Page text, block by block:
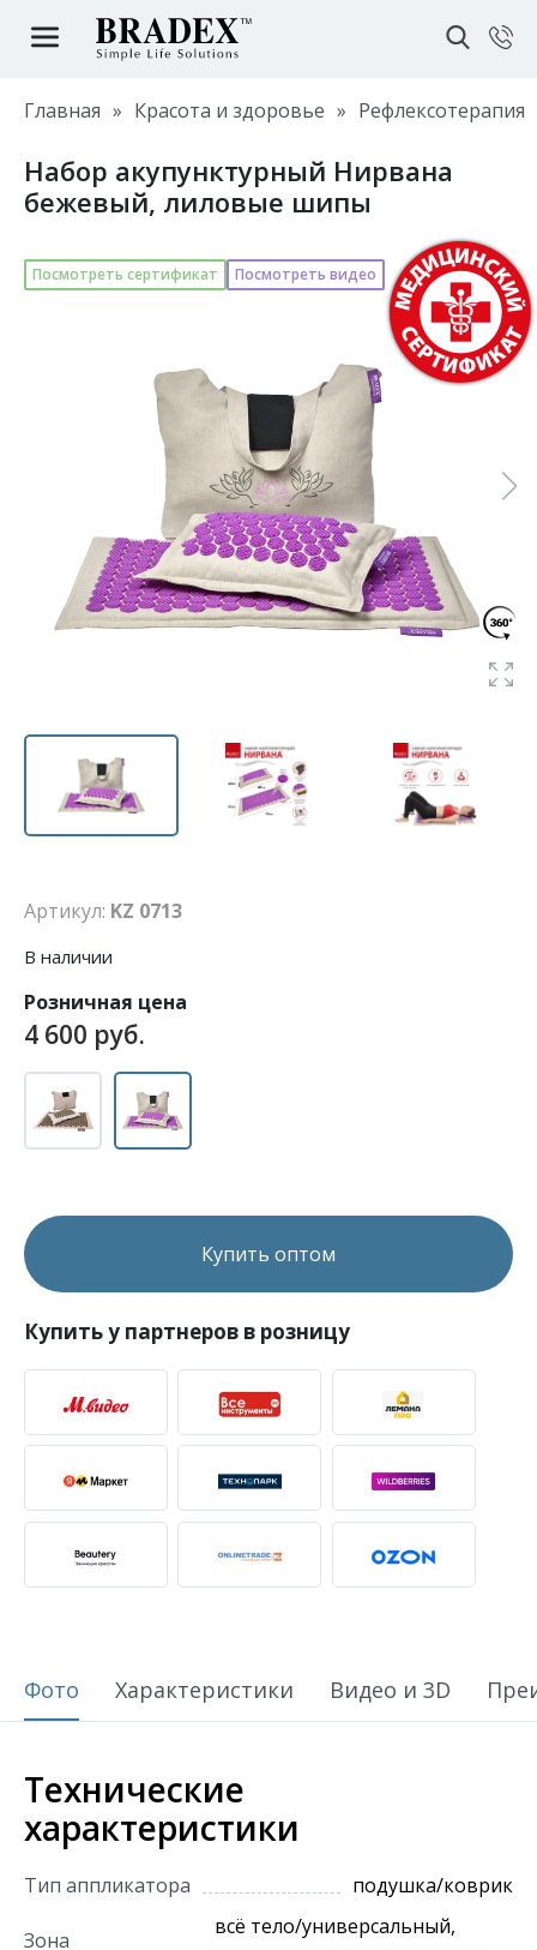
Главная » Красота и здоровье » Рефлексотерапия
Набор акупунктурный Нирвана
бежевый, лиловые шипы
Посмотреть сертификат Посмотреть видео
Артикул: KZ 0713
В наличии
Розничная цена
4 600 руб.
Купить оптом
Купить у партнеров в розницу
Фото Характеристики Видео и 3D
Технические
характеристики
Тип аппликатора подушка/коврик
Зона
всё тело/универсальный,